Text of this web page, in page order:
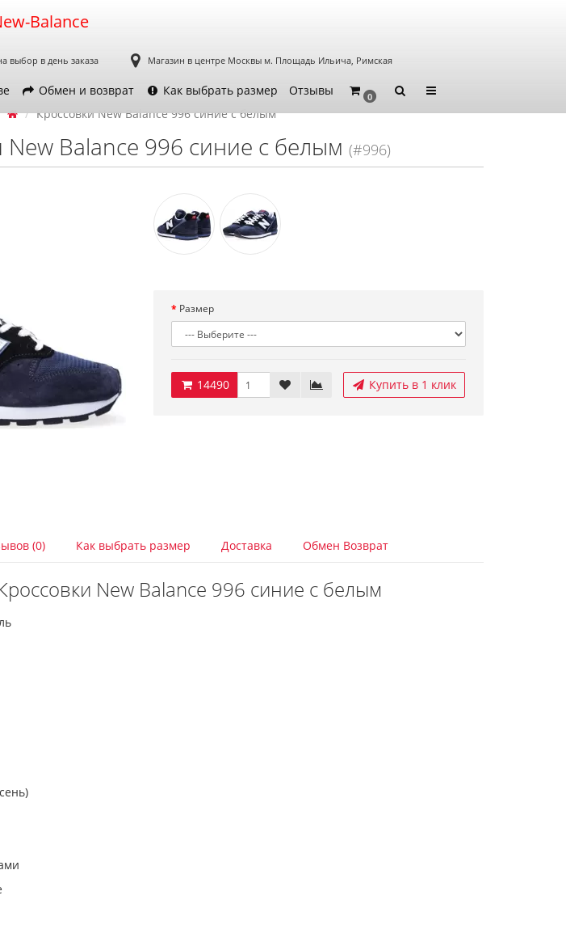
Balance
выбор в день заказа Магазин в центре Москвы м. Площадь Ильича, Римская
Обмен и возврат Как выбрать размер Отзывы 0
Кроссовки New Balance 996 синие с белым
New Balance 996 синие с белым (#996)
Размер
14490 Купить в 1 клик
(0) Как выбрать размер Доставка Обмен Возврат
New Balance 996 синие с белым